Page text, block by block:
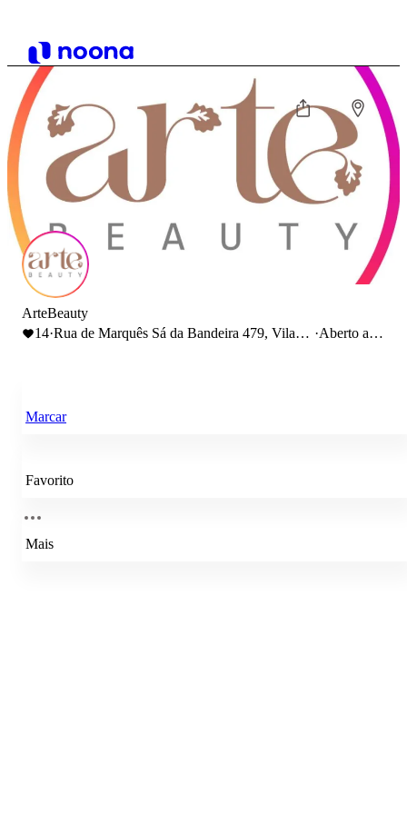
ArteBeauty
14·Rua de Marquês Sá da Bandeira 479, Vila
·Aberto até
Marcar
Favorito
Mais